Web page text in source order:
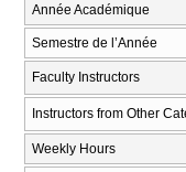
Année Académique
Semestre de l’Année
Faculty Instructors
Instructors from Other
Weekly Hours